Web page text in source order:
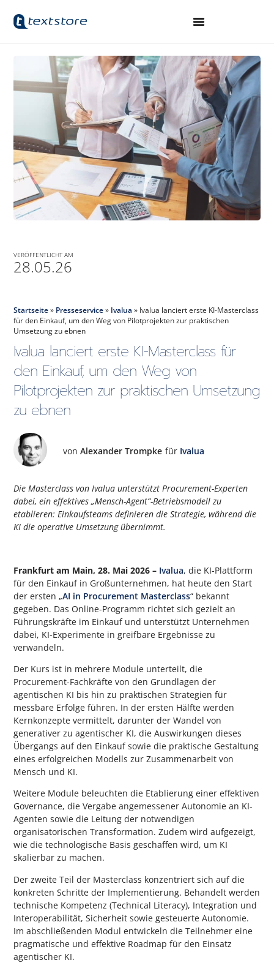
VERÖFFENTLICHT AM
28.05.26
Startseite» Presseservice» Ivalua » Ivalua lanciert erste KI-Masterclass
für den Einkauf, um den Weg von Pilotprojekten zur praktischen
Umsetzung zu ebnen
Ivalua lanciert erste KI-Masterclass für
den Einkauf, um den Weg von
Pilotprojekten zur praktischen Umsetzung
zu ebnen
vonAlexander Trompke für Ivalua
Die Masterclass von Ivalua unterstützt Procurement-Experten
dabei, ein effektives „Mensch-Agent“-Betriebsmodell zu
etablieren: Einkaufsteams definieren die Strategie, während die
KI die operative Umsetzung übernimmt.
Frankfurt am Main, 28. Mai 2026 – Ivalua, die KI-Plattform
für den Einkauf in Großunternehmen, hat heute den Start
der ersten „AI in Procurement Masterclass“ bekannt
gegeben. Das Online-Programm richtet sich gezielt an
Führungskräfte im Einkauf und unterstützt Unternehmen
dabei, KI-Experimente in greifbare Ergebnisse zu
verwandeln.
Der Kurs ist in mehrere Module unterteilt, die
Procurement-Fachkräfte von den Grundlagen der
agentischen KI bis hin zu praktischen Strategien für
messbare Erfolge führen. In der ersten Hälfte werden
Kernkonzepte vermittelt, darunter der Wandel von
generativer zu agentischer KI, die Auswirkungen dieses
Übergangs auf den Einkauf sowie die praktische Gestaltung
eines erfolgreichen Modells zur Zusammenarbeit von
Mensch und KI.
Weitere Module beleuchten die Etablierung einer effektiven
Governance, die Vergabe angemessener Autonomie an KI-
Agenten sowie die Leitung der notwendigen
organisatorischen Transformation. Zudem wird aufgezeigt,
wie die technologische Basis geschaffen wird, um KI
skalierbar zu machen.
Der zweite Teil der Masterclass konzentriert sich auf die
konkreten Schritte der Implementierung. Behandelt werden
technische Kompetenz (Technical Literacy), Integration und
Interoperabilität, Sicherheit sowie gesteuerte Autonomie.
Im abschließenden Modul entwickeln die Teilnehmer eine
pragmatische und effektive Roadmap für den Einsatz
agentischer KI.